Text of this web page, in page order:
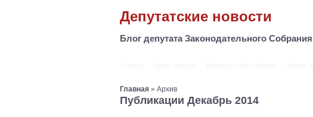
Депутатские новости
Блог депутата Законодательного
Главная » Архив
Публикации Декабрь 2014